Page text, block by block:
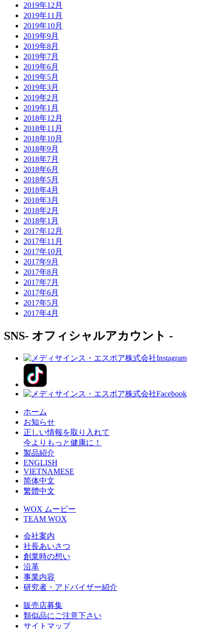
2019年12月
2019年11月
2019年10月
2019年9月
2019年8月
2019年7月
2019年6月
2019年5月
2019年3月
2019年2月
2019年1月
2018年12月
2018年11月
2018年10月
2018年9月
2018年7月
2018年6月
2018年5月
2018年4月
2018年3月
2018年2月
2018年1月
2017年12月
2017年11月
2017年10月
2017年9月
2017年8月
2017年7月
2017年6月
2017年5月
2017年4月
SNS- オフィシャルアカウント -
ホーム
お知らせ
正しい情報を取り入れて
今よりもっと健康に！
製品紹介
ENGLISH
VIETNAMESE
简体中文
繁體中文
WOX ムービー
TEAM WOX
会社案内
社長あいさつ
創業時の想い
沿革
事業内容
研究者・アドバイザー紹介
販売店募集
類似品にご注意下さい
サイトマップ